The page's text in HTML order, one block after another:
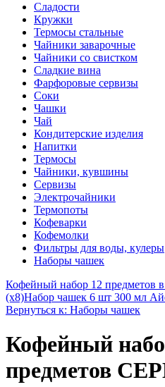
Сладости
Кружки
Термосы стальные
Чайники заварочные
Чайники со свистком
Сладкие вина
Фарфоровые сервизы
Соки
Чашки
Чай
Кондитерские изделия
Напитки
Термосы
Чайники, кувшины
Сервизы
Электрочайники
Термопоты
Кофеварки
Кофемолки
Фильтры для воды, кулеры
Наборы чашек
Кофейный набор 12 предметов
(х8)Набор чашек 6 шт 300 мл
Вернуться к: Наборы чашек
Кофейный
предметов